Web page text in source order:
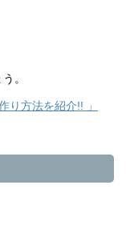
。
り方法を紹介!! 」